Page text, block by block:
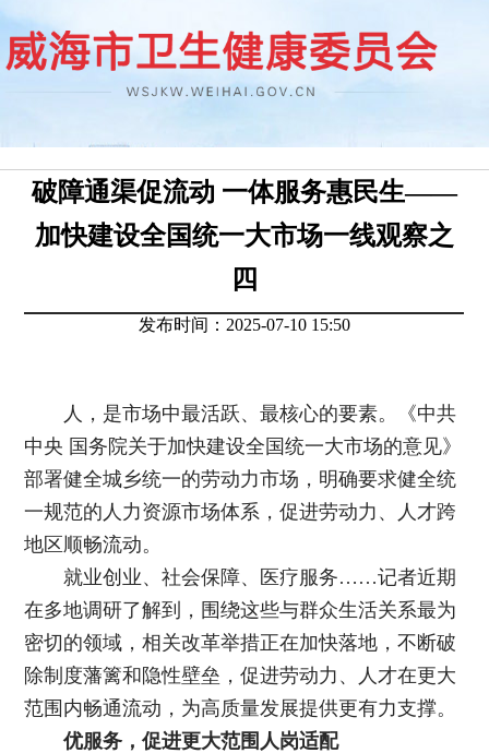
破障通渠促流动 一体服务惠民生——
加快建设全国统一大市场一线观察之
四
发布时间：2025-07-10 15:50
人，是市场中最活跃、最核心的要素。《中共
中央 国务院关于加快建设全国统一大市场的意见》
部署健全城乡统一的劳动力市场，明确要求健全统
一规范的人力资源市场体系，促进劳动力、人才跨
地区顺畅流动。
就业创业、社会保障、医疗服务……记者近期
在多地调研了解到，围绕这些与群众生活关系最为
密切的领域，相关改革举措正在加快落地，不断破
除制度藩篱和隐性壁垒，促进劳动力、人才在更大
范围内畅通流动，为高质量发展提供更有力支撑。
优服务，促进更大范围人岗适配